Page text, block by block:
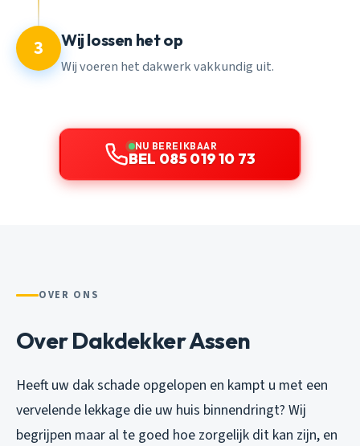
3 Wij lossen het op
Wij voeren het dakwerk vakkundig uit.
NU BEREIKBAAR
BEL 085 019 10 73
OVER ONS
Over Dakdekker Assen
Heeft uw dak schade opgelopen en kampt u met een
vervelende lekkage die uw huis binnendringt? Wij
begrijpen maar al te goed hoe zorgelijk dit kan zijn, en